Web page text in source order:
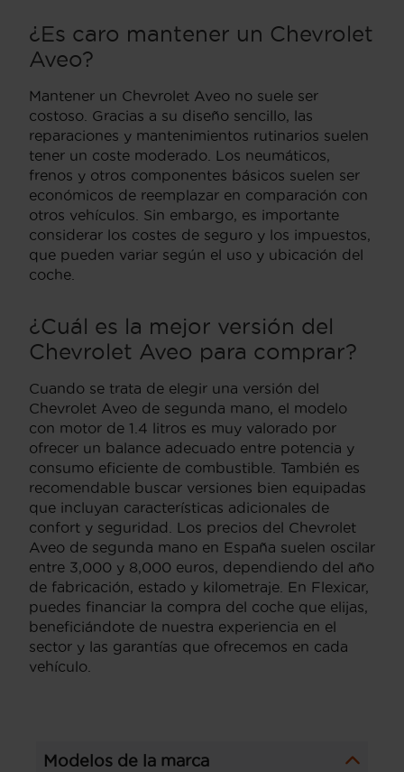
¿Es caro mantener un Chevrolet
Aveo?
Mantener un Chevrolet Aveo no suele ser
costoso. Gracias a su diseño sencillo, las
reparaciones y mantenimientos rutinarios suelen
tener un coste moderado. Los neumáticos,
frenos y otros componentes básicos suelen ser
económicos de reemplazar en comparación con
otros vehículos. Sin embargo, es importante
considerar los costes de seguro y los impuestos,
que pueden variar según el uso y ubicación del
coche.
¿Cuál es la mejor versión del
Chevrolet Aveo para comprar?
Cuando se trata de elegir una versión del
Chevrolet Aveo de segunda mano, el modelo
con motor de 1.4 litros es muy valorado por
ofrecer un balance adecuado entre potencia y
consumo eficiente de combustible. También es
recomendable buscar versiones bien equipadas
que incluyan características adicionales de
confort y seguridad. Los precios del Chevrolet
Aveo de segunda mano en España suelen oscilar
entre 3,000 y 8,000 euros, dependiendo del año
de fabricación, estado y kilometraje. En Flexicar,
puedes financiar la compra del coche que elijas,
beneficiándote de nuestra experiencia en el
sector y las garantías que ofrecemos en cada
vehículo.
Modelos de la marca